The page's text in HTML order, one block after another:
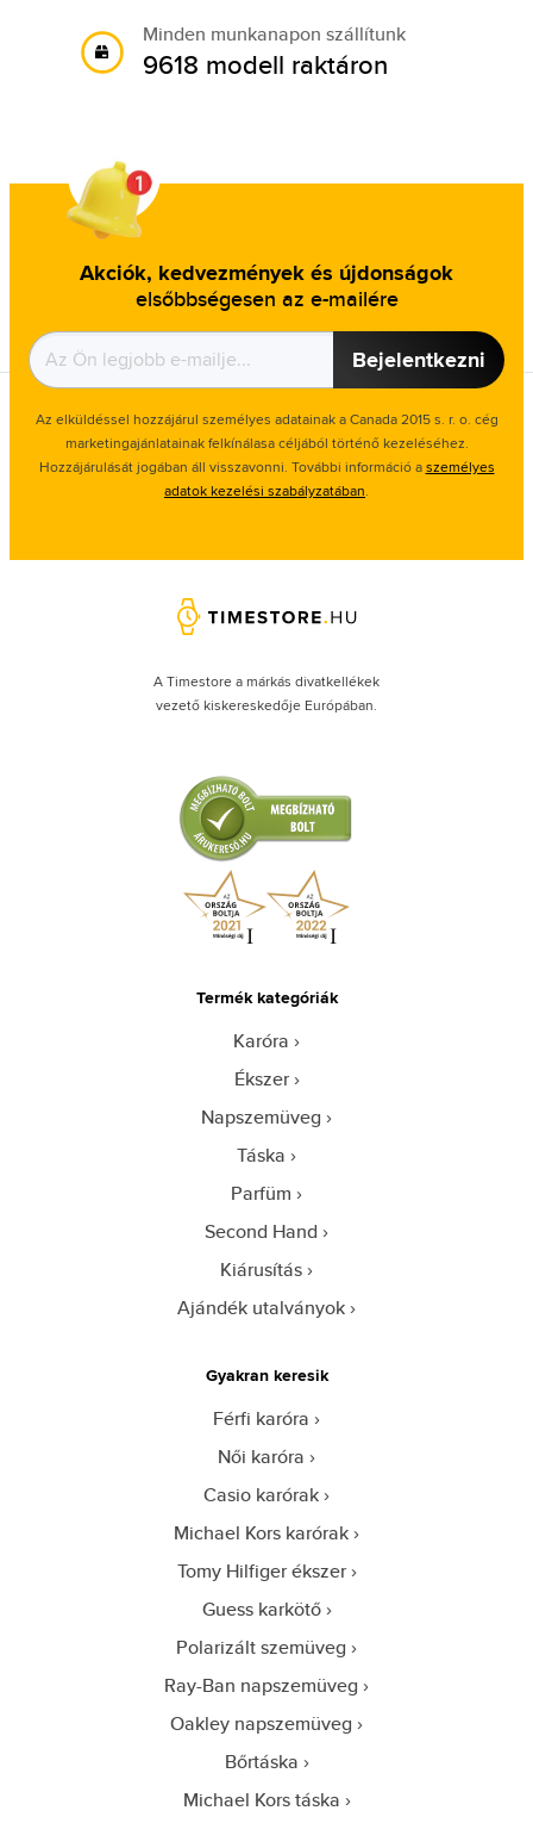
Minden munkanapon szállítunk
9618 modell raktáron
Akciók, kedvezmények és újdonságok
elsőbbségesen az e-mailére
Bejelentkezni
Az elküldéssel hozzájárul személyes adatainak a Canada 2015 s. r. o. cég
marketingajánlatainak felkínálasa céljából történő kezeléséhez.
Hozzájárulását jogában áll visszavonni. További információ aszemélyes
adatok kezelési szabályzatában.
A Timestore a márkás divatkellékek
vezető kiskereskedője Európában.
Termék kategóriák
Karóra
Ékszer
Napszemüveg
Táska
Parfüm
Second Hand
Kiárusítás
Ajándék utalványok
Gyakran keresik
Férfi karóra
Női karóra
Casio karórak
Michael Kors karórak
Tomy Hilfiger ékszer
Guess karkötő
Polarizált szemüveg
Ray-Ban napszemüveg
Oakley napszemüveg
Bőrtáska
Michael Kors táska